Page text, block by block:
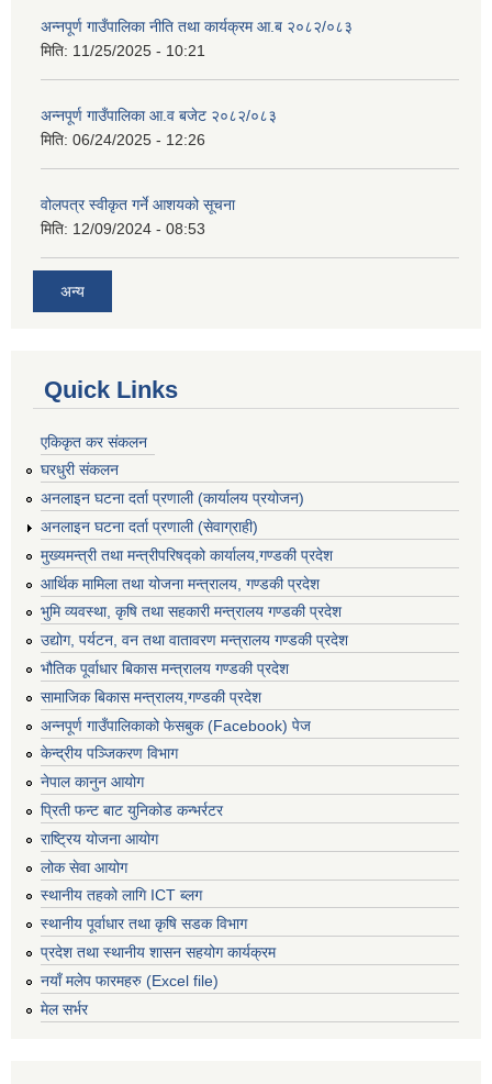
अन्नपूर्ण गाउँपालिका नीति तथा कार्यक्रम आ.ब २०८२/०८३
मिति: 11/25/2025 - 10:21
अन्नपूर्ण गाउँपालिका आ.व बजेट २०८२/०८३
मिति: 06/24/2025 - 12:26
वोलपत्र स्वीकृत गर्ने आशयको सूचना
मिति: 12/09/2024 - 08:53
अन्य
Quick Links
एकिकृत कर संकलन
घरधुरी संकलन
अनलाइन घटना दर्ता प्रणाली (कार्यालय प्रयोजन)
अनलाइन घटना दर्ता प्रणाली (सेवाग्राही)
मुख्यमन्त्री तथा मन्त्रीपरिषद्को कार्यालय,गण्डकी प्रदेश
आर्थिक मामिला तथा योजना मन्त्रालय, गण्डकी प्रदेश
भुमि व्यवस्था, कृषि तथा सहकारी मन्त्रालय गण्डकी प्रदेश
उद्योग, पर्यटन, वन तथा वातावरण मन्त्रालय गण्डकी प्रदेश
भौतिक पूर्वाधार बिकास मन्त्रालय गण्डकी प्रदेश
सामाजिक बिकास मन्त्रालय,गण्डकी प्रदेश
अन्नपूर्ण गाउँपालिकाको फेसबुक (Facebook) पेज
केन्द्रीय पञ्जिकरण विभाग
नेपाल कानुन आयोग
प्रिती फन्ट बाट युनिकोड कन्भर्रटर
राष्ट्रिय योजना आयोग
लोक सेवा आयोग
स्थानीय तहको लागि ICT ब्लग
स्थानीय पूर्वाधार तथा कृषि सडक विभाग
प्रदेश तथा स्थानीय शासन सहयोग कार्यक्रम
नयाँ मलेप फारमहरु (Excel file)
मेल सर्भर